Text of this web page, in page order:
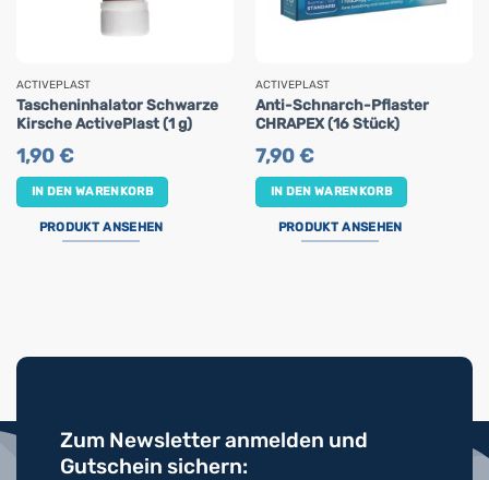
ACTIVEPLAST
Tascheninhalator Schwarze
Kirsche ActivePlast (1 g)
1,90€
IN DEN WARENKORB
PRODUKT ANSEHEN
ACTIVEPLAST
Anti-Schnarch-Pflaster
CHRAPEX (16 Stück)
7,90€
IN DEN WARENKORB
PRODUKT ANSEHEN
Zum Newsletter anmelden und
Gutschein sichern: